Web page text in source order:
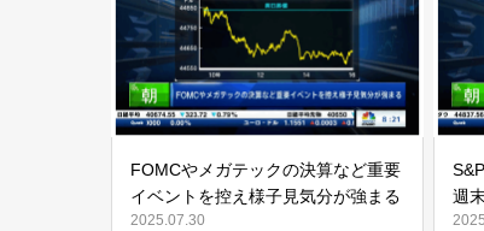
FOMCやメガテックの決算など重要
イベントを控え様子見気分が強まる
2025.07.30
週